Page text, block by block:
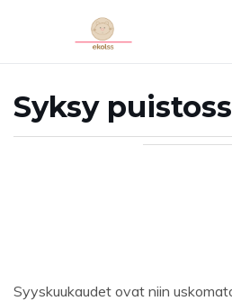
Syksy
Syyskuukaudet ovat niin